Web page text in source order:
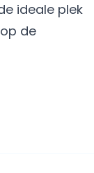
ideale plek
de